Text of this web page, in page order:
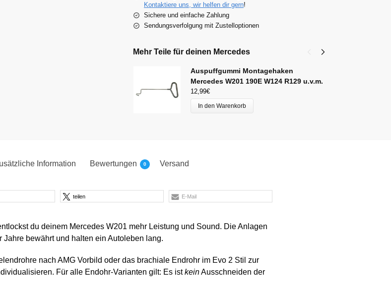
Kontaktiere uns, wir helfen dir gern!
Sichere und einfache Zahlung
Sendungsverfolgung mit Zustelloptionen
Mehr Teile für deinen Mercedes
Auspuffgummi Montagehaken
Mercedes W201 190E W124 R129 u.v.m.
12,99€
In den Warenkorb
Information Bewertungen 0 Versand
teilen E-Mail
du deinem Mercedes W201 mehr Leistung und Sound. Die Anlagen
bewährt und halten ein Autoleben lang.
nach AMG Vorbild oder das brachiale Endrohr im Evo 2 Stil zur
Für alle Endohr-Varianten gilt: Es istkeinAusschneiden der